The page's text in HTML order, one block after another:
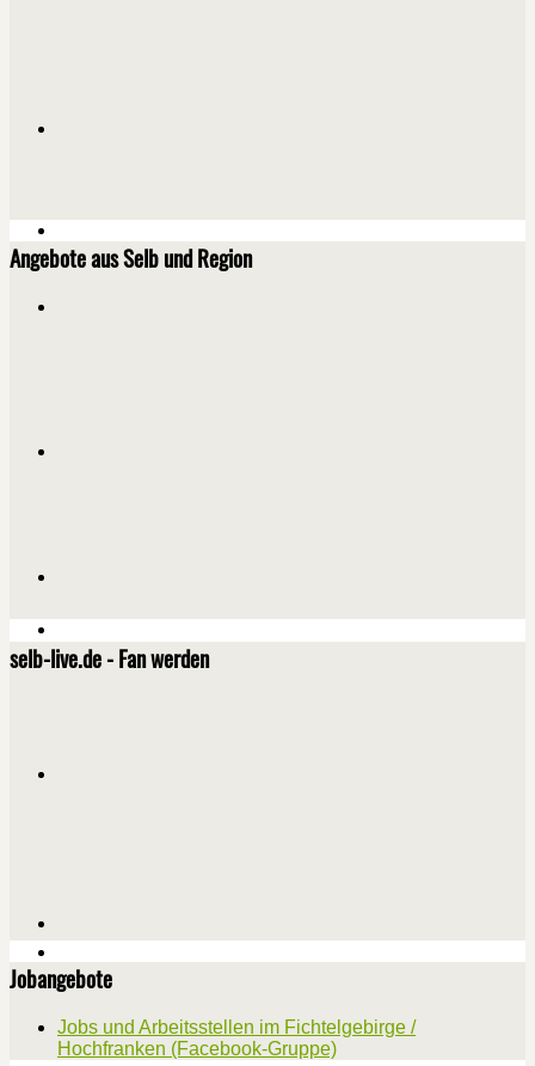
Angebote aus Selb und Region
selb-live.de - Fan werden
Jobangebote
Jobs und Arbeitsstellen im Fichtelgebirge /
Hochfranken (Facebook-Gruppe)